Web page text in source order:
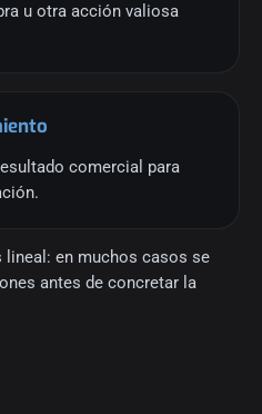
u otra acción valiosa
comercial para
en muchos casos se
antes de concretar la